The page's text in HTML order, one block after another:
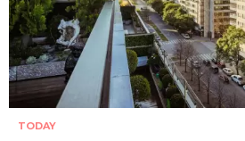
TODAY